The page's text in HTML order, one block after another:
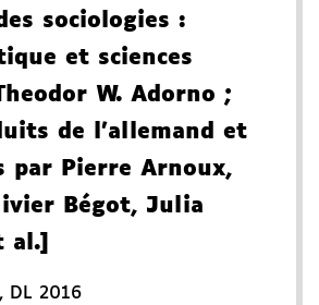
sociologies :
et sciences
W. Adorno ;
de l'allemand et
par Pierre Arnoux,
Bégot, Julia
al.]
, DL 2016